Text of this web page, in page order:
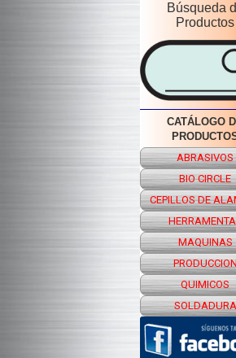
Búsqueda
Productos
CATÁLOGO
ABRASIVOS
BIO CIRCLE
CEPILLOS DE
MAQUINAS
QUIMICOS
SOLDADURA